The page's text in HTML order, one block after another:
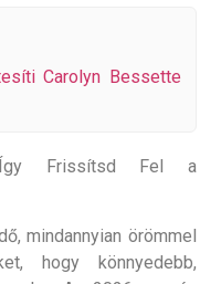
Carolyn Bessette
Így Frissítsd Fel a
mindannyian örömmel
hogy könnyedebb,